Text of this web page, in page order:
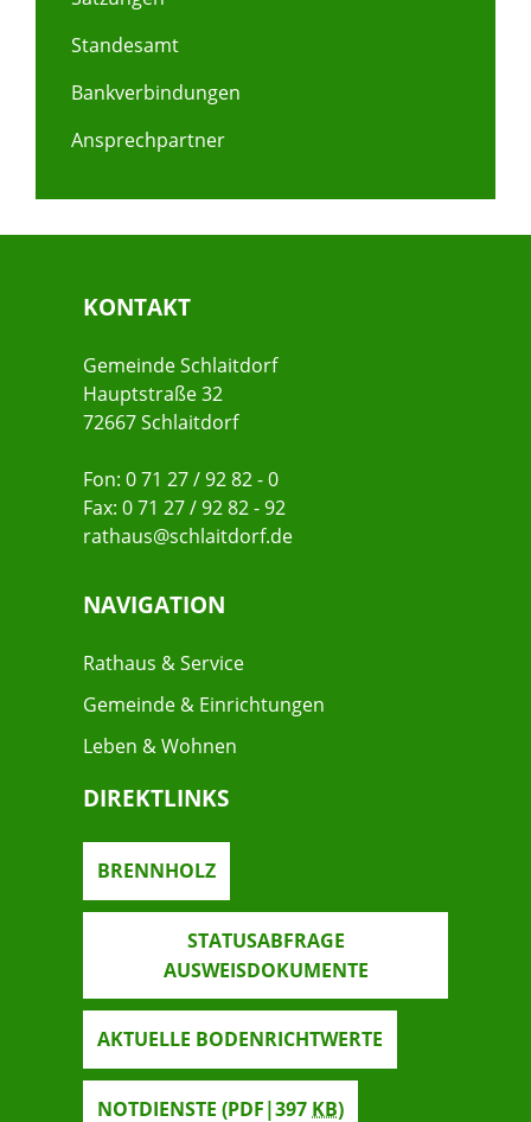
Standesamt
Bankverbindungen
Ansprechpartner
KONTAKT
Gemeinde Schlaitdorf
Hauptstraße 32
72667 Schlaitdorf
Fon: 0 71 27 / 92 82 - 0
Fax: 0 71 27 / 92 82 - 92
rathaus@schlaitdorf.de
NAVIGATION
Rathaus & Service
Gemeinde & Einrichtungen
Leben & Wohnen
DIREKTLINKS
BRENNHOLZ
STATUSABFRAGE
AUSWEISDOKUMENTE
AKTUELLE BODENRICHTWERTE
NOTDIENSTE (PDF|397 KB)